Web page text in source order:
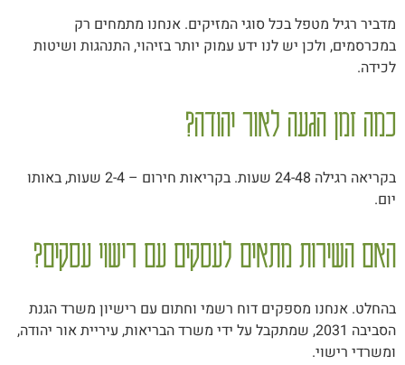
מדביר רגיל מטפל בכל סוגי המזיקים. אנחנו מתמחים רק
במכרסמים, ולכן יש לנו ידע עמוק יותר בזיהוי, התנהגות ושיטות
לכידה.
כמה זמן הגעה לאור יהודה?
בקריאה רגילה 24-48 שעות. בקריאות חירום – 2-4 שעות, באותו
יום.
האם השירות מתאים לעסקים עם רישוי עסקים?
בהחלט. אנחנו מספקים דוח רשמי וחתום עם רישיון משרד הגנת
הסביבה 2031, שמתקבל על ידי משרד הבריאות, עיריית אור יהודה,
ומשרדי רישוי.